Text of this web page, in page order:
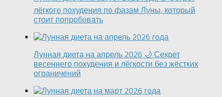
лёгкого похудения по фазам Луны, который
стоит попробовать
Лунная диета на апрель 2026 🌙 Секрет
весеннего похудения и лёгкости без жёстких
ограничений